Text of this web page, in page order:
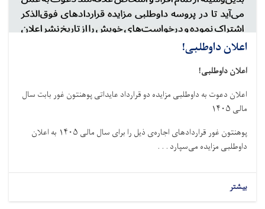
اعلان داوطلبی!
اعلان داوطلبی!
اعلان دعوت به داوطلبی مزایده دو قرارداد عایداتی پوهنتون غور بابت سال
مالی ۱۴۰۵
پوهنتون غور قراردادهای اجاره‌ی ذیل را برای سال مالی ۱۴۰۵ به اعلان
داوطلبی مزایده می‌سپارد . . .
بیشتر